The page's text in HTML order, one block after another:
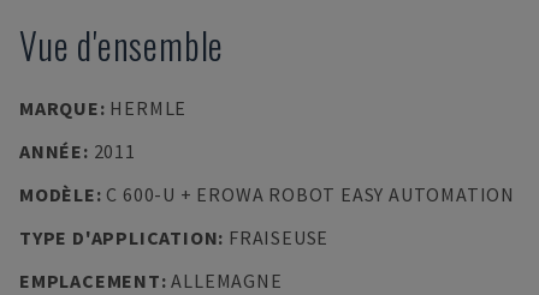
Vue d'ensemble
MARQUE: HERMLE
ANNÉE: 2011
MODÈLE: C 600-U + EROWA ROBOT EASY AUTOMATION
TYPE D'APPLICATION: FRAISEUSE
EMPLACEMENT:ALLEMAGNE